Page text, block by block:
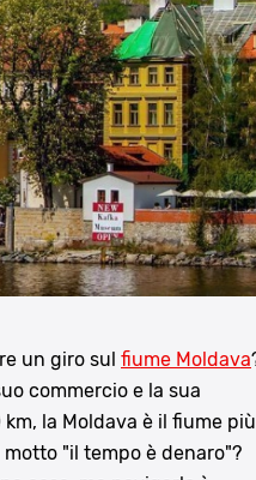
un giro sul fiume Moldava
commercio e la sua
la Moldava è il fiume più
"il tempo è denaro"?